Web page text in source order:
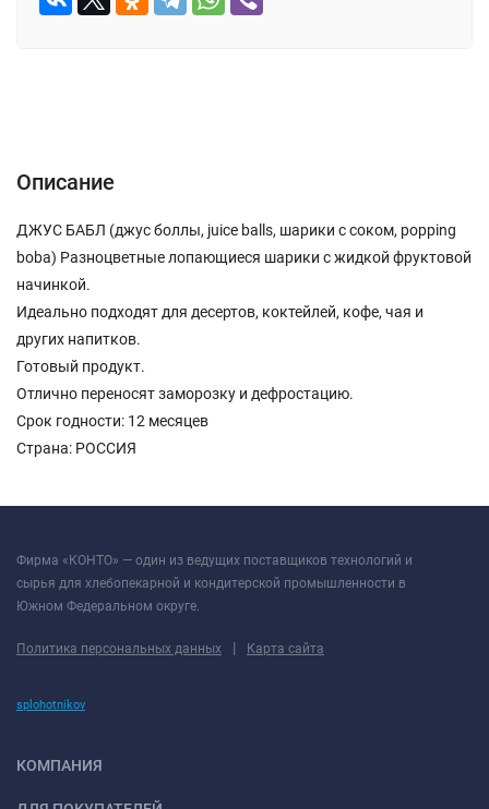
Описание
ДЖУС БАБЛ (джус боллы, juice balls, шарики c соком, popping
boba) Разноцветные лопающиеся шарики с жидкой фруктовой
начинкой.
Идеально подходят для десертов, коктейлей, кофе, чая и
других напитков.
Готовый продукт.
Отлично переносят заморозку и дефростацию.
Срок годности: 12 месяцев
Страна: РОССИЯ
Фирма «КОНТО» — один из ведущих поставщиков технологий и
сырья для хлебопекарной и кондитерской промышленности в
Южном Федеральном округе.
Политика персональных данных | Карта сайта
splohotnikov
КОМПАНИЯ